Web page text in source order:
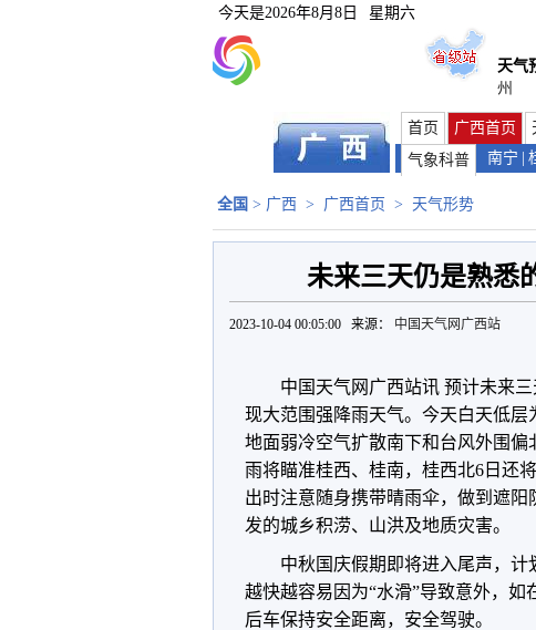
今天是2026年8月8日 星期六
天气
州
首页 广西首页
气象科普
南宁
全国 > 广西 > 广西首页 > 天气形势
未来三天仍是熟悉
2023-10-04 00:05:00 来源： 中国天气网广西站
中国天气网广西站讯 预计未来
现大范围强降雨天气。今天白天低层
地面弱冷空气扩散南下和台风外围
雨将瞄准桂西、桂南，桂西北6日还
出时注意随身携带晴雨伞，做到遮阳
发的城乡积涝、山洪及地质灾害。
中秋国庆假期即将进入尾声，
越快越容易因为“水滑”导致意外，
后车保持安全距离，安全驾驶。